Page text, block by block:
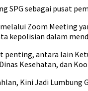
SPG sebagai pusat
Zoom Meeting
kepolisian dalam
antara lain
Kesehatan, dan
Kini Jadi Lumbung